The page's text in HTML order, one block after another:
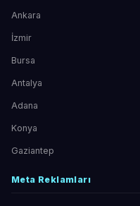
Ankara
İzmir
Bursa
Antalya
Adana
Konya
Gaziantep
Meta Reklamları